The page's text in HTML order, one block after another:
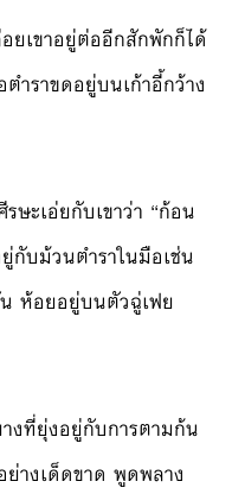
ยเขาอยู่ต่ออีกสักพักก็ได้
ำราขดอยู่บนเก้าอี้กว้าง
ษะเอ่ยกับเขาว่า “ก้อน
บม้วนตำราในมือเช่น
ห้อยอยู่บนตัวฉู่เฟย
างที่ยุ่งอยู่กับการตามก้น
างเด็ดขาด พูดพลาง